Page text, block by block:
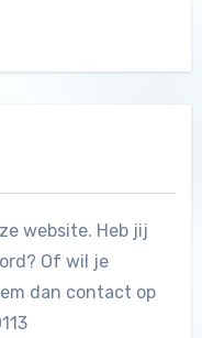
website. Heb jij
Of wil je
dan contact op